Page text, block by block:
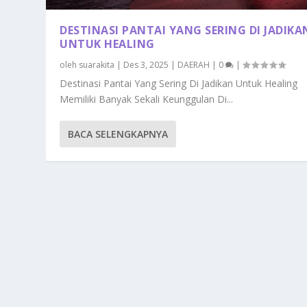
DESTINASI PANTAI YANG SERING DI
UNTUK HEALING
oleh suarakita | Des 3, 2025 | DAERAH | 0 |
Destinasi Pantai Yang Sering Di Jadikan Untuk Healing
Memiliki Banyak Sekali Keunggulan Di...
BACA SELENGKAPNYA